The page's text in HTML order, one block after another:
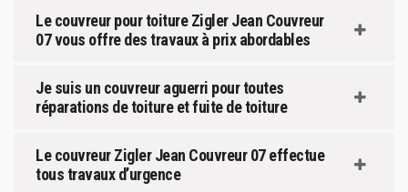
Le couvreur pour toiture Zigler Jean Couvreur
07 vous offre des travaux à prix abordables
Je suis un couvreur aguerri pour toutes
réparations de toiture et fuite de toiture
Le couvreur Zigler Jean Couvreur 07 effectue
tous travaux d’urgence